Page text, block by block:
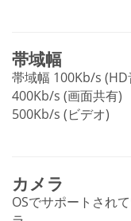
帯域幅
帯域幅 100Kb/s (HD
400Kb/s (画面共有)
500Kb/s (ビデオ)
カメラ
OSでサポートされ